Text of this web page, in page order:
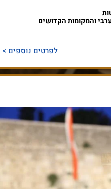
והמקומות הקדושים
לפרטים נוספים >